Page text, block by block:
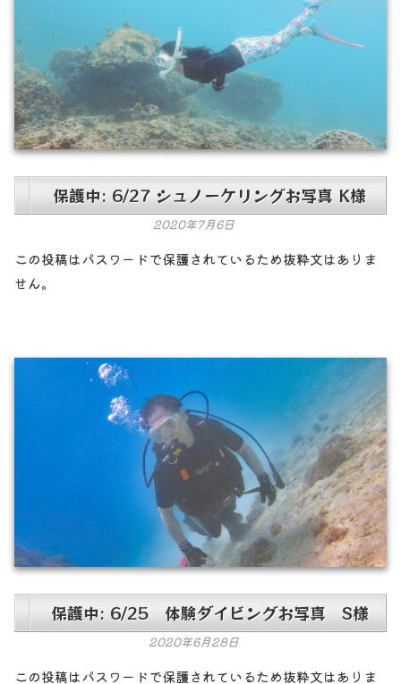
保護中: 6/27 シュノーケリングお写真 K様
2020年7月6日
この投稿はパスワードで保護されているため抜粋文はありま
せん。
保護中: 6/25 体験ダイビングお写真 S様
2020年6月28日
この投稿はパスワードで保護されているため抜粋文はありま